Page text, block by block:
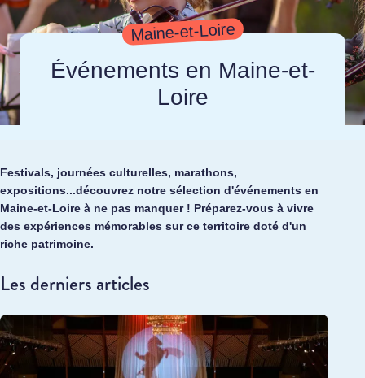
Maine-et-Loire
Événements en Maine-et-
Loire
Festivals, journées culturelles, marathons,
expositions...découvrez notre sélection d'événements en
Maine-et-Loire à ne pas manquer! Préparez-vous à vivre
des expériences mémorables sur ce territoire doté d'un
riche patrimoine.
Les derniers articles